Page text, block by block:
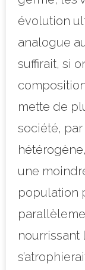
évolution
analogue
suffirait, si
mette de
société,
une
population
nourrissant